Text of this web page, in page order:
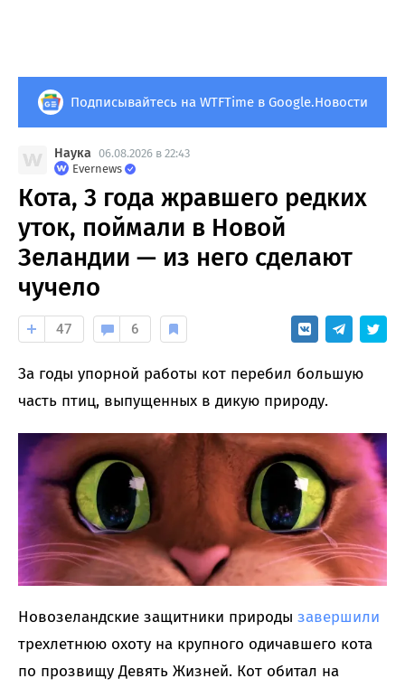
Подписывайтесь на WTFTime в Google.Новости
Наука 06.08.2026 в 22:43
Evernews
Кота, 3 года жравшего редких
уток, поймали в Новой
Зеландии — из него сделают
чучело
47 6
За годы упорной работы кот перебил большую
часть птиц, выпущенных в дикую природу.
Новозеландские защитники природы завершили
трехлетнюю охоту на крупного одичавшего кота
по прозвищу Девять Жизней. Кот обитал на